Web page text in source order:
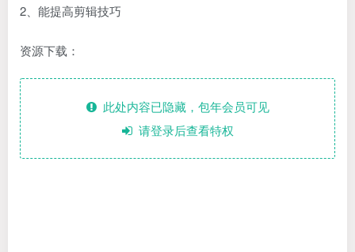
2、能提高剪辑技巧
资源下载：
此处内容已隐藏，包年会员可见
请登录后查看特权